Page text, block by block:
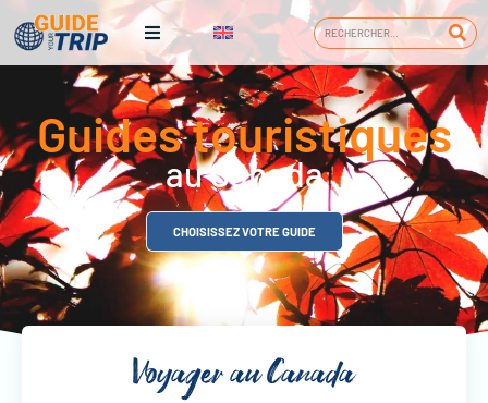
Guides touristiques
au Canada
CHOISISSEZ VOTRE GUIDE
Voyager au Canada